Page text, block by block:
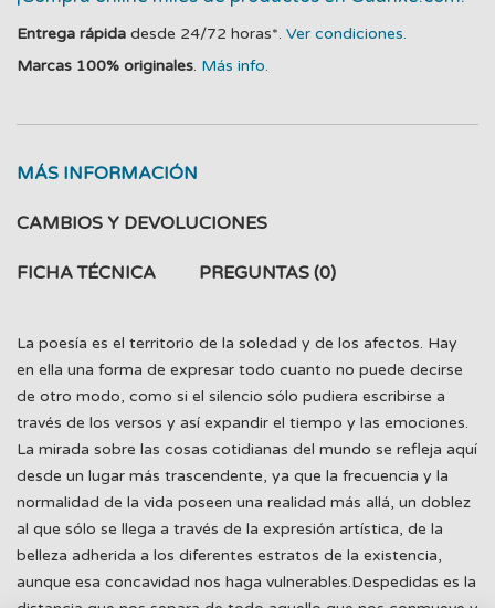
Entrega rápida desde 24/72 horas*. Ver condiciones.
Marcas 100% originales. Más info.
MÁS INFORMACIÓN
CAMBIOS Y DEVOLUCIONES
FICHA TÉCNICA PREGUNTAS (0)
La poesía es el territorio de la soledad y de los afectos. Hay
en ella una forma de expresar todo cuanto no puede decirse
de otro modo, como si el silencio sólo pudiera escribirse a
través de los versos y así expandir el tiempo y las emociones.
La mirada sobre las cosas cotidianas del mundo se refleja aquí
desde un lugar más trascendente, ya que la frecuencia y la
normalidad de la vida poseen una realidad más allá, un doblez
al que sólo se llega a través de la expresión artística, de la
belleza adherida a los diferentes estratos de la existencia,
aunque esa concavidad nos haga vulnerables.Despedidas es la